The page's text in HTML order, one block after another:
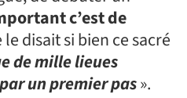
c’est de
disait si bien ce sacré
de mille lieues
un premier pas».